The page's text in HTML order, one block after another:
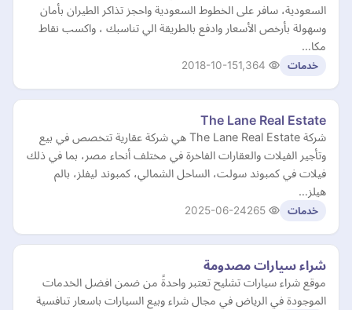
السعودية، سافر على الخطوط السعودية واحجز تذاكر الطيران بأمان
وسهولة بأرخص الأسعار وادفع بالطريقة الي تناسبك ، واكسب نقاط
مكا…
خدمات 2018-10-15
The Lane Real Estate
شركة The Lane Real Estate هي شركة عقارية تتخصص في بيع
وتأجير الفيلات والعقارات الفاخرة في مختلف أنحاء مصر، بما في ذلك
فيلات في كمبوند سولت، الساحل الشمالي، كمبوند ليفلز، بالم
هيلز…
خدمات 2025-06-24
شراء سيارات مصدومة
موقع شراء سيارات تشليح تعتبر واحدةً من ضمن افضل الخدمات
الموجودة في الرياض في مجال شراء وبيع السيارات باسعار تنافسية